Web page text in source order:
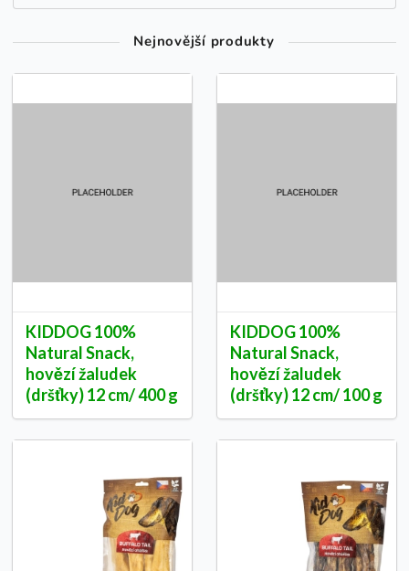
Nejnovější produkty
KIDDOG 100%
Natural Snack,
hovězí žaludek
(dršťky) 12 cm/ 400 g
KIDDOG 100%
Natural Snack,
hovězí žaludek
(dršťky) 12 cm/ 100 g